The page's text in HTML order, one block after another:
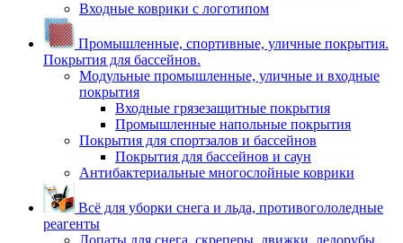
Входные коврики с логотипом
Промышленные, спортивные, уличные покрытия.
Покрытия для бассейнов.
Модульные промышленные, уличные и входные
покрытия
Входные грязезащитные покрытия
Промышленные напольные покрытия
Покрытия для спортзалов и бассейнов
Покрытия для бассейнов и саун
Антибактериальные многослойные коврики
Всё для уборки снега и льда, противогололедные
реагенты